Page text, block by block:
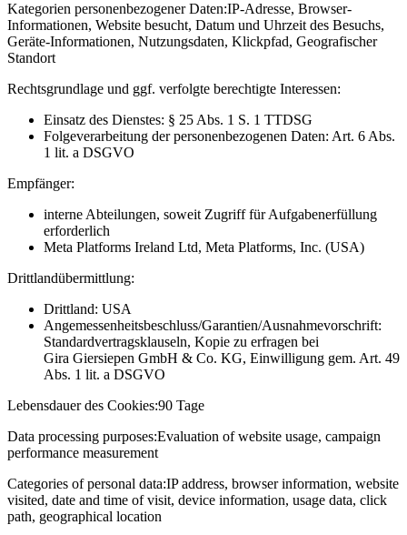
Kategorien personenbezogener Daten:IP-Adresse, Browser-
Informationen, Website besucht, Datum und Uhrzeit des Besuchs,
Geräte-Informationen, Nutzungsdaten, Klickpfad, Geografischer
Standort
Rechtsgrundlage und ggf. verfolgte berechtigte Interessen:
Einsatz des Dienstes: § 25 Abs. 1 S. 1 TTDSG
Folgeverarbeitung der personenbezogenen Daten: Art. 6 Abs.
1 lit. a DSGVO
Empfänger:
interne Abteilungen, soweit Zugriff für Aufgabenerfüllung
erforderlich
Meta Platforms Ireland Ltd, Meta Platforms, Inc. (USA)
Drittlandübermittlung:
Drittland: USA
Angemessenheitsbeschluss/Garantien/Ausnahmevorschrift:
Standardvertragsklauseln, Kopie zu erfragen bei
Gira Giersiepen GmbH & Co. KG, Einwilligung gem. Art. 49
Abs. 1 lit. a DSGVO
Lebensdauer des Cookies:90 Tage
Data processing purposes:Evaluation of website usage, campaign
performance measurement
Categories of personal data:IP address, browser information, website
visited, date and time of visit, device information, usage data, click
path, geographical location